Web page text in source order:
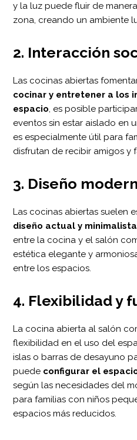
y la luz puede fluir de
zona, creando un ambiente
2. Interacción
Las cocinas abiertas
cocinar y entretener a los
espacio, es posible
eventos sin estar aislado en
es especialmente útil para
disfrutan de recibir amigos y
3. Diseño
Las cocinas abiertas suelen
diseño actual y minimalista
entre la cocina y el salón
estética elegante y
entre los espacios.
4. Flexibilidad y
La cocina abierta al salón
flexibilidad en el uso del
islas o barras de desayuno
puede configurar el
según las necesidades del
para familias con niños
espacios más reducidos.